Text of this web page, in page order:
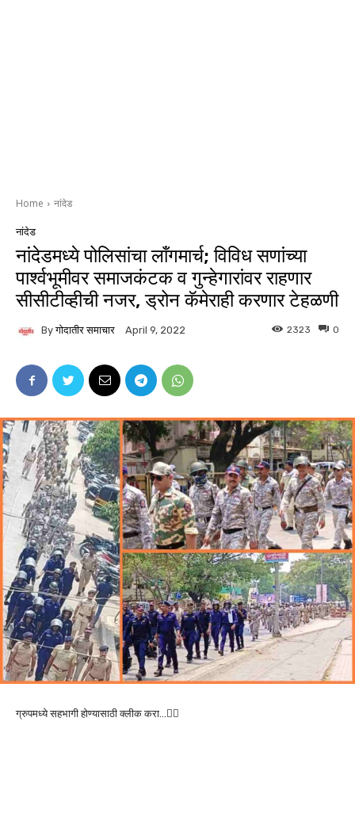
Home नांदेड
नांदेड
नांदेडमध्ये पोलिसांचा लॉंगमार्च; विविध सणांच्या
पार्श्वभूमीवर समाजकंटक व गुन्हेगारांवर राहणार
सीसीटीव्हीची नजर, ड्रोन कॅमेराही करणार टेहळणी
By गोदातीर समाचार April 9, 2022 0
2323
ग्रुपमध्ये सहभागी होण्यासाठी क्लीक करा…👆🏻